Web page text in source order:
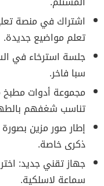
اشتراك في منصة
تعلم مواضيع جديدة.
جلسة استرخاء في
سبا فاخر.
مجموعة أدوات مطبخ
تناسب شغفهم
إطار صور مزين
ذكرى خاصة.
جهاز تقني جديد:
سماعة لاسلكية.